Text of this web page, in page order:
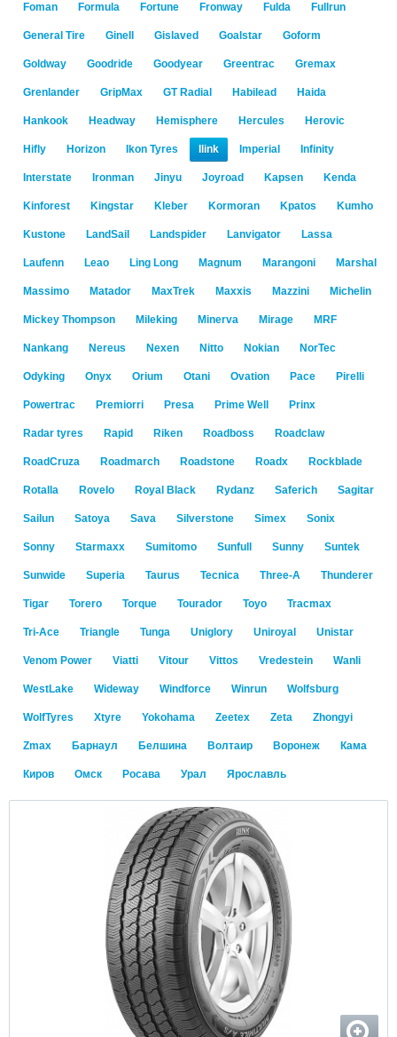
Foman Formula Fortune Fronway Fulda Fullrun
General Tire Ginell Gislaved Goalstar Goform
Goldway Goodride Goodyear Greentrac Gremax
Grenlander GripMax GT Radial Habilead Haida
Hankook Headway Hemisphere Hercules Herovic
Hifly Horizon Ikon Tyres Ilink Imperial Infinity
Interstate Ironman Jinyu Joyroad Kapsen Kenda
Kinforest Kingstar Kleber Kormoran Kpatos Kumho
Kustone LandSail Landspider Lanvigator Lassa
Laufenn Leao Ling Long Magnum Marangoni Marshal
Massimo Matador MaxTrek Maxxis Mazzini Michelin
Mickey Thompson Mileking Minerva Mirage MRF
Nankang Nereus Nexen Nitto Nokian NorTec
Odyking Onyx Orium Otani Ovation Pace Pirelli
Powertrac Premiorri Presa Prime Well Prinx
Radar tyres Rapid Riken Roadboss Roadclaw
RoadCruza Roadmarch Roadstone Roadx Rockblade
Rotalla Rovelo Royal Black Rydanz Saferich Sagitar
Sailun Satoya Sava Silverstone Simex Sonix
Sonny Starmaxx Sumitomo Sunfull Sunny Suntek
Sunwide Superia Taurus Tecnica Three-A Thunderer
Tigar Torero Torque Tourador Toyo Tracmax
Tri-Ace Triangle Tunga Uniglory Uniroyal Unistar
Venom Power Viatti Vitour Vittos Vredestein Wanli
WestLake Wideway Windforce Winrun Wolfsburg
WolfTyres Xtyre Yokohama Zeetex Zeta Zhongyi
Zmax Барнаул Белшина Волтаир Воронеж Кама
Киров Омск Росава Урал Ярославль